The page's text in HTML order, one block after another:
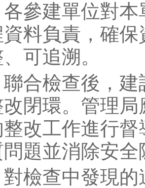
建單位對本
料負責，確保
可追溯。
檢查後，建
閉環。管理局
改工作進行督
題並消除安全
查中發現的